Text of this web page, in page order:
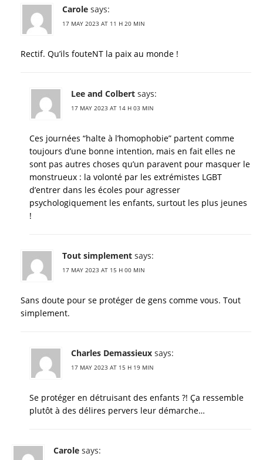
Carole says:
17 MAY 2023 AT 11 H 20 MIN
Rectif. Qu’ils fouteNT la paix au monde !
Lee and Colbert says:
17 MAY 2023 AT 14 H 03 MIN
Ces journées “halte à l’homophobie” partent comme
toujours d’une bonne intention, mais en fait elles ne
sont pas autres choses qu’un paravent pour masquer le
monstrueux : la volonté par les extrémistes LGBT
d’entrer dans les écoles pour agresser
psychologiquement les enfants, surtout les plus jeunes
!
Tout simplement says:
17 MAY 2023 AT 15 H 00 MIN
Sans doute pour se protéger de gens comme vous. Tout
simplement.
Charles Demassieux says:
17 MAY 2023 AT 15 H 19 MIN
Se protéger en détruisant des enfants ?! Ça ressemble
plutôt à des délires pervers leur démarche…
Carole says: